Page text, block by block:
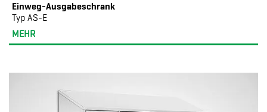
Einweg-Ausgabeschrank
Typ AS-E
MEHR